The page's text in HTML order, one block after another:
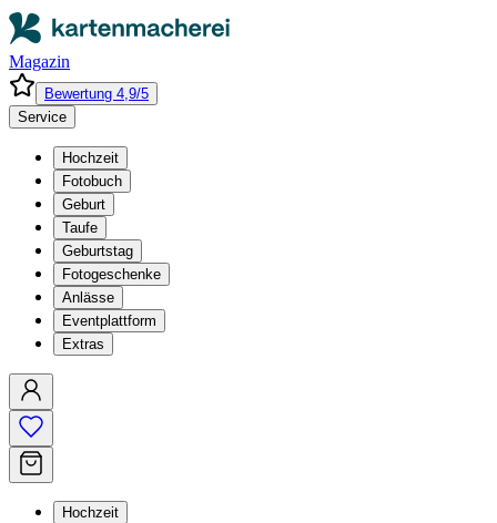
Magazin
Bewertung 4,9/5
Service
Hochzeit
Fotobuch
Geburt
Taufe
Geburtstag
Fotogeschenke
Anlässe
Eventplattform
Extras
Hochzeit